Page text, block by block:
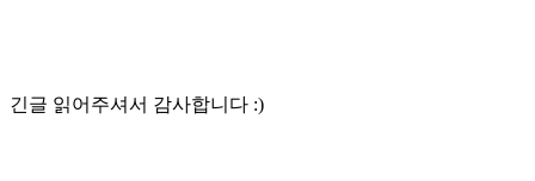
긴글 읽어주셔서 감사합니다 :)